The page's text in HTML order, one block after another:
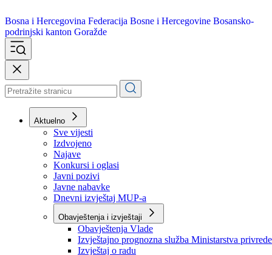
Bosna i Hercegovina
podrinjski kanton Goražde
Aktuelno
Sve vijesti
Izdvojeno
Najave
Konkursi i oglasi
Javni pozivi
Javne nabavke
Dnevni izvještaj MUP-a
Obavještenja i izvještaji